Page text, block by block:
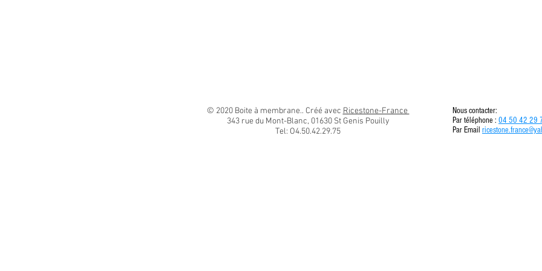
© 2020 Boite à membrane.. Créé avec Ricestone-France
343 rue du Mont-Blanc, 01630 St Genis Pouilly
Tel: O4.50.42.29.75
Nous contacter:
Par téléphone : 04 50 42 29
Par Email